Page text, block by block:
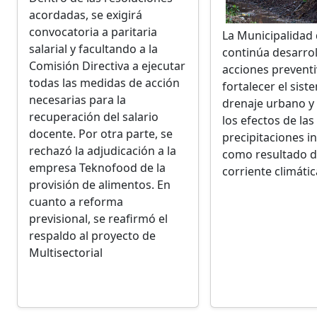
acordadas, se exigirá
convocatoria a paritaria
salarial y facultando a la
Comisión Directiva a ejecutar
todas las medidas de acción
necesarias para la
recuperación del salario
docente. Por otra parte, se
rechazó la adjudicación a la
empresa Teknofood de la
provisión de alimentos. En
cuanto a reforma
previsional, se reafirmó el
respaldo al proyecto de
Multisectorial
La Municipalidad
continúa
acciones
fortalecer el
drenaje urbano
los efectos de las
precipitaciones
como resultado
corriente